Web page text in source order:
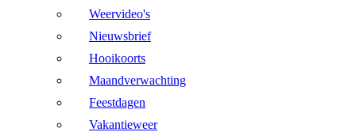
Weervideo's
Nieuwsbrief
Hooikoorts
Maandverwachting
Feestdagen
Vakantieweer